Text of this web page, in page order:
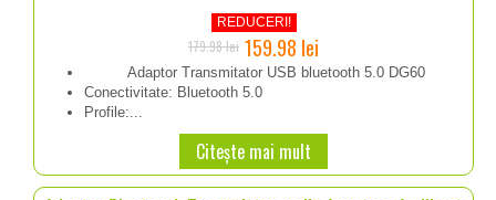
REDUCERI!
Prețul
inițial
a
fost:
179.98 lei.
159.98 lei
curent
159.98 lei.
179.98lei
Adaptor Transmitator USB bluetooth 5.0 DG60
Conectivitate: Bluetooth 5.0
Profile:...
Citește mai mult